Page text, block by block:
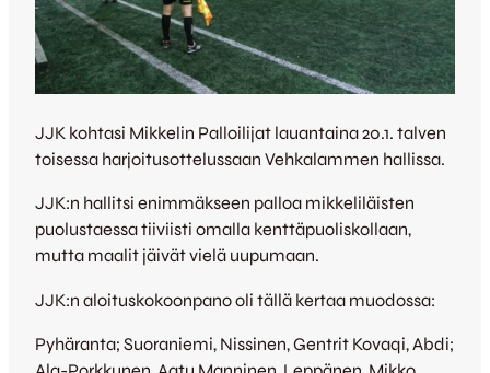
JJK kohtasi Mikkelin Palloilijat lauantaina 20.1. talven
toisessa harjoitusottelussaan Vehkalammen hallissa.
JJK:n hallitsi enimmäkseen palloa mikkeliläisten
puolustaessa tiiviisti omalla kenttäpuoliskollaan,
mutta maalit jäivät vielä uupumaan.
JJK:n aloituskokoonpano oli tällä kertaa muodossa:
Pyhäranta; Suoraniemi, Nissinen, Gentrit Kovaqi, Abdi;